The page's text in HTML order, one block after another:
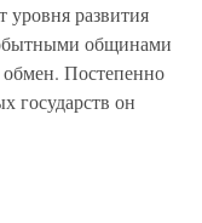
уровня развития
общинами
Постепенно
государств он